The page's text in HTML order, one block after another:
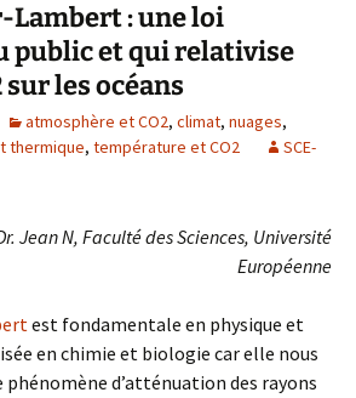
Lambert : une loi
public et qui relativise
sur les océans
atmosphère et CO2, climat, nuages,
thermique, température et CO2
SCE-
Jean N, Faculté des Sciences, Université
Européenne
est fondamentale en physique et
en chimie et biologie car elle nous
d’atténuation des rayons